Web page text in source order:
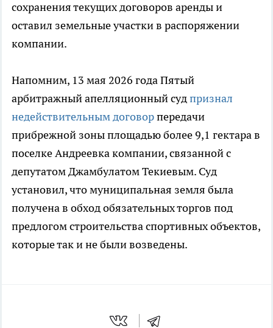
сохранения текущих договоров аренды и
оставил земельные участки в распоряжении
компании.
Напомним, 13 мая 2026 года Пятый
арбитражный апелляционный судпризнал
недействительным договорпередачи
прибрежной зоны площадью более 9,1 гектара в
поселке Андреевка компании, связанной с
депутатом Джамбулатом Текиевым. Суд
установил, что муниципальная земля была
получена в обход обязательных торгов под
предлогом строительства спортивных объектов,
которые так и не были возведены.